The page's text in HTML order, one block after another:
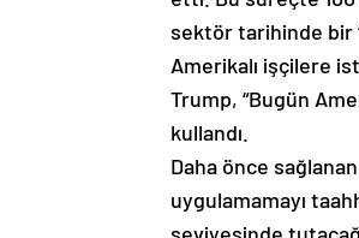
sektör tarihinde bir
Amerikalı işçilere
Trump, “Bugün
kullandı.
Daha önce
uygulamamayı